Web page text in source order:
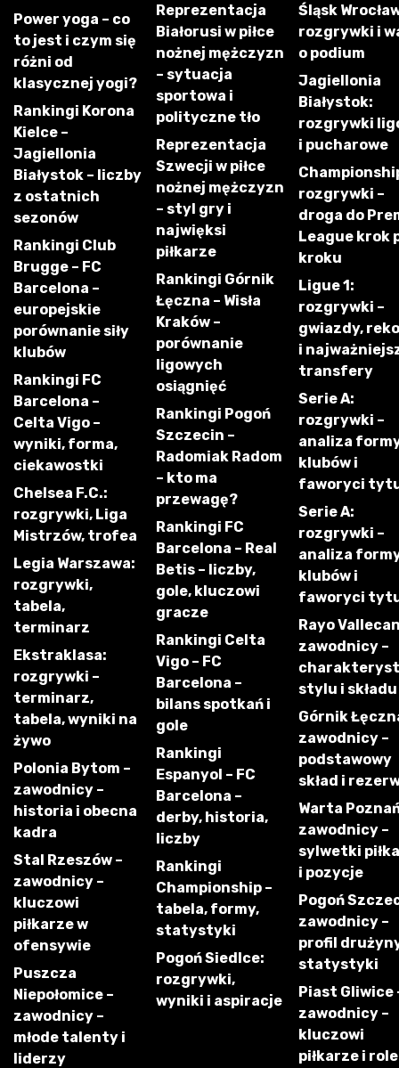
Power yoga – co
to jest i czym się
różni od
klasycznej yogi?
Rankingi Korona
Kielce –
Jagiellonia
Białystok – liczby
z ostatnich
sezonów
Rankingi Club
Brugge – FC
Barcelona –
europejskie
porównanie siły
klubów
Rankingi FC
Barcelona –
Celta Vigo –
wyniki, forma,
ciekawostki
Chelsea F.C.:
rozgrywki, Liga
Mistrzów, trofea
Legia Warszawa:
rozgrywki,
tabela,
terminarz
Ekstraklasa:
rozgrywki –
terminarz,
tabela, wyniki na
żywo
Polonia Bytom –
zawodnicy –
historia i obecna
kadra
Stal Rzeszów –
zawodnicy –
kluczowi
piłkarze w
ofensywie
Puszcza
Niepołomice –
zawodnicy –
młode talenty i
liderzy
Reprezentacja
Białorusi w piłce
nożnej mężczyzn
– sytuacja
sportowa i
polityczne tło
Reprezentacja
Szwecji w piłce
nożnej mężczyzn
– styl gry i
najwięksi
piłkarze
Rankingi Górnik
Łęczna – Wisła
Kraków –
porównanie
ligowych
osiągnięć
Rankingi Pogoń
Szczecin –
Radomiak Radom
– kto ma
przewagę?
Rankingi FC
Barcelona – Real
Betis – liczby,
gole, kluczowi
gracze
Rankingi Celta
Vigo – FC
Barcelona –
bilans spotkań i
gole
Rankingi
Espanyol – FC
Barcelona –
derby, historia,
liczby
Rankingi
Championship –
tabela, formy,
statystyki
Pogoń Siedlce:
rozgrywki,
wyniki i aspiracje
Śląsk
rozgrywki i
o podium
Jagiellonia
Białystok:
rozgrywki
i pucharowe
rozgrywki –
droga do
League krok
kroku
Ligue 1:
rozgrywki –
gwiazdy,
i
transfery
Serie A:
rozgrywki –
analiza
klubów i
faworyci
Serie A:
rozgrywki –
analiza
klubów i
faworyci
Rayo
zawodnicy –
stylu i składu
Górnik
zawodnicy –
podstawowy
skład i
Warta
zawodnicy –
sylwetki
i pozycje
Pogoń
zawodnicy –
profil
statystyki
Piast Gliwice
zawodnicy –
kluczowi
piłkarze i role